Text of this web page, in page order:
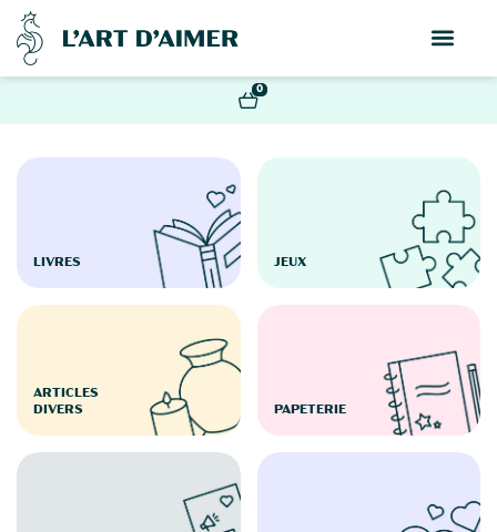
0
LIVRES JEUX
ARTICLES
DIVERS
PAPETERIE